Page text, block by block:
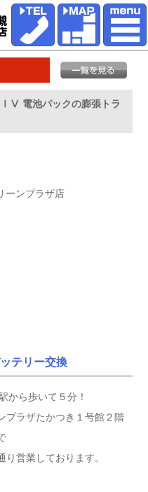
ⅠⅤ 電池パックの膨張トラ
ーンプラザ店
テリー交換
から歩いて５分！
プラザたかつき１号館２階
営業しております。